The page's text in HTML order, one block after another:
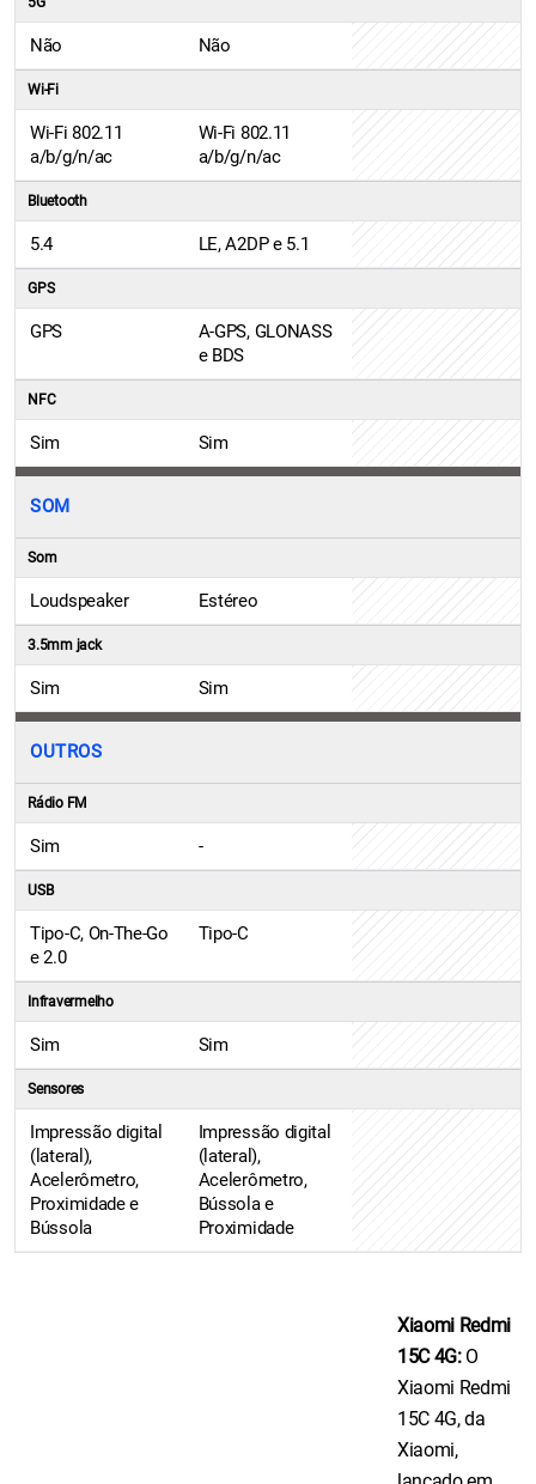
Não Não
Wi-Fi
Wi-Fi 802.11
a/b/g/n/ac
Wi-Fi 802.11
a/b/g/n/ac
Bluetooth
5.4 LE, A2DP e 5.1
GPS
GPS
A-GPS, GLONASS
e BDS
NFC
Sim Sim
SOM
Som
Loudspeaker Estéreo
3.5mm jack
Sim Sim
OUTROS
Rádio FM
Sim -
USB
Tipo-C, On-The-Go
e 2.0
Tipo-C
Infravermelho
Sim Sim
Sensores
Impressão digital
(lateral),
Acelerômetro,
Proximidade e
Bússola
Impressão digital
(lateral),
Acelerômetro,
Bússola e
Proximidade
Xiaomi Redmi
15C 4G:O
Xiaomi Redmi
15C 4G, da
Xiaomi,